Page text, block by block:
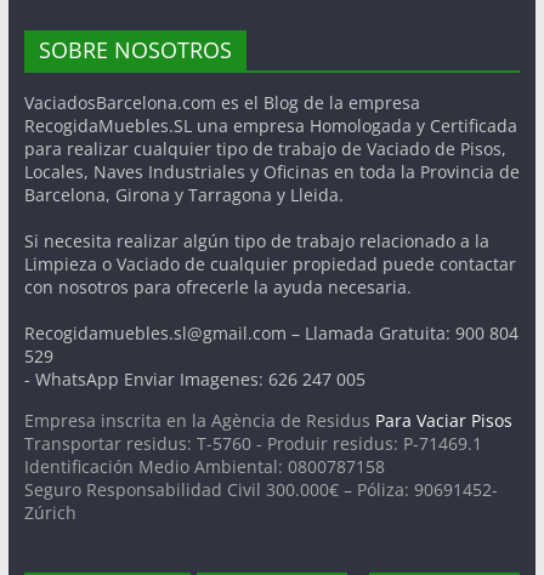
SOBRE NOSOTROS
VaciadosBarcelona.com es el Blog de la empresa
RecogidaMuebles.SL una empresa Homologada y Certificada
para realizar cualquier tipo de trabajo de Vaciado de Pisos,
Locales, Naves Industriales y Oficinas en toda la Provincia de
Barcelona, Girona y Tarragona y Lleida.
Si necesita realizar algún tipo de trabajo relacionado a la
Limpieza o Vaciado de cualquier propiedad puede contactar
con nosotros para ofrecerle la ayuda necesaria.
Recogidamuebles.sl@gmail.com – Llamada Gratuita: 900 804
529
- WhatsApp Enviar Imagenes: 626 247 005
Empresa inscrita en la Agència de Residus Para Vaciar Pisos
Transportar residus: T-5760 - Produir residus: P-71469.1
Identificación Medio Ambiental: 0800787158
Seguro Responsabilidad Civil 300.000€ – Póliza: 90691452-
Zúrich